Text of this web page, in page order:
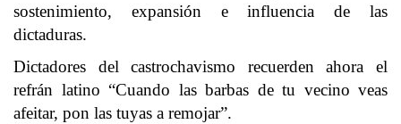
sostenimiento, expansión e influencia de las
dictaduras.
Dictadores del castrochavismo recuerden ahora el
refrán latino “Cuando las barbas de tu vecino veas
afeitar, pon las tuyas a remojar”.